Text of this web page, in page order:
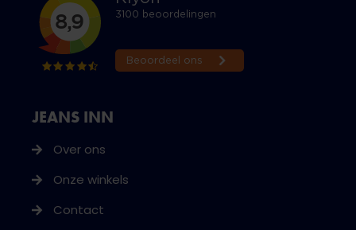
JEANS INN
Over ons
Onze winkels
Contact